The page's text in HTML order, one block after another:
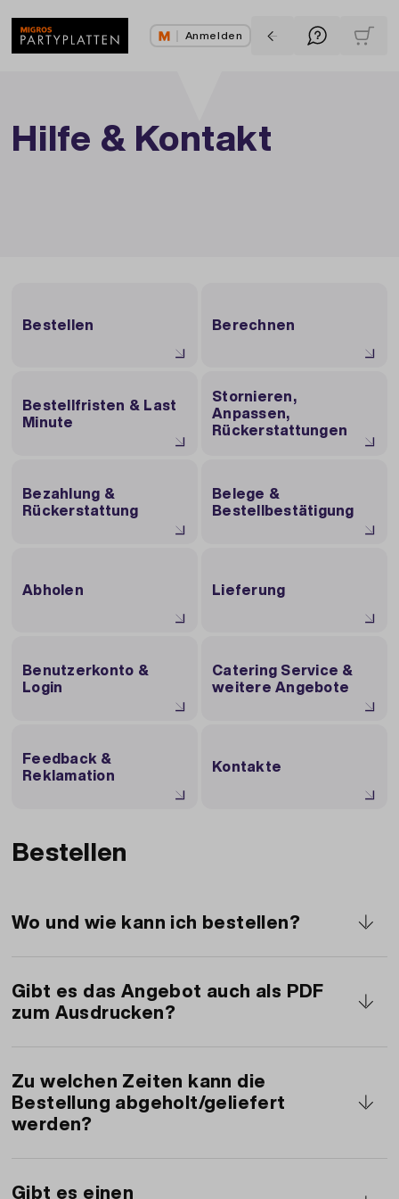
Anmelden
Hilfe & Kontakt
Bestellen Berechnen
Bestellfristen & Last
Minute
Stornieren,
Anpassen,
Rückerstattungen
Bezahlung &
Rückerstattung
Belege &
Bestellbestätigung
Abholen Lieferung
Benutzerkonto &
Login
Catering Service &
weitere Angebote
Feedback &
Reklamation
Kontakte
Bestellen
Wo und wie kann ich bestellen?
Restaurant oder Migros Take Away bestellen.
Gibt es das Angebot auch als PDF
zum Ausdrucken?
herunterladen.
Zu welchen Zeiten kann die
Bestellung abgeholt/geliefert
werden?
Öffnungszeiten
Gibt es einen